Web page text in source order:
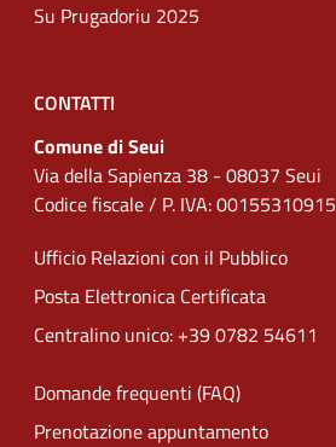
Su Prugadoriu 2025
CONTATTI
Comune di Seui
Via della Sapienza 38 - 08037 Seui
Codice fiscale / P. IVA: 00155310915
Ufficio Relazioni con il Pubblico
Posta Elettronica Certificata
Centralino unico: +39 0782 54611
Domande frequenti (FAQ)
Prenotazione appuntamento